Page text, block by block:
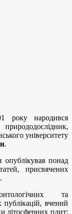
року народився
університету
.
понад
присвячених
та
публікацій, вчений
літосферних плит;